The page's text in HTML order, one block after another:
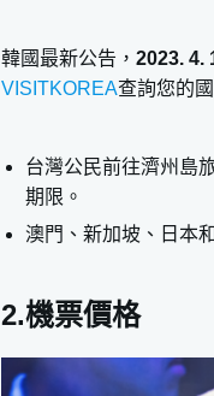
3.正房瀑布
4.Osulloc雪綠茶博
濟州島自由行美食推
1.豬肉一條街
2.東門市場
4.橘子蕎麥麵
5.橋村炸雞
韓國最新公告， 2023. 4.
VISITKOREA查詢您的
台灣公民前往濟州島
期限。
澳門、新加坡、日本
2.機票價格